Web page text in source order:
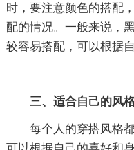
时，要注意颜色的搭配
配的情况。一般来说，
较容易搭配，可以根据
三、适合自己的风
每个人的穿搭风格